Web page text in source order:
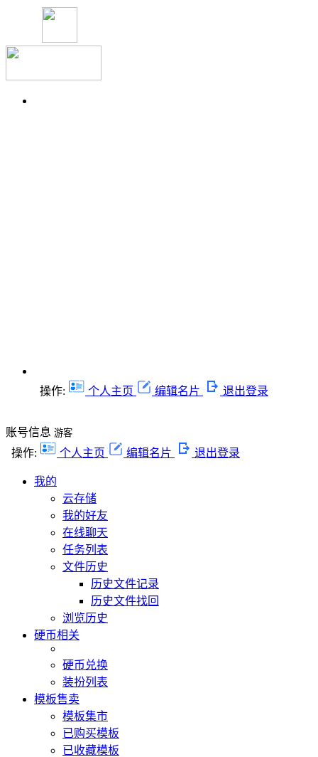
操作: 个人主页 编辑名片 退出登录
账号信息 游客
操作: 个人主页 编辑名片 退出登录
我的
云存储
我的好友
在线聊天
任务列表
文件历史
历史文件记录
历史文件找回
浏览历史
硬币相关
硬币兑换
装扮列表
模板售卖
模板集市
已购买模板
已收藏模板